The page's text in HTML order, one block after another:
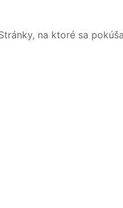
na ktoré sa